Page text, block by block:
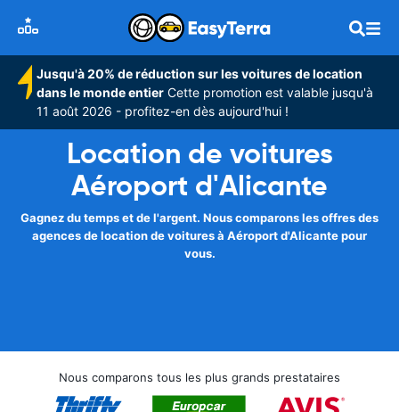
Jusqu'à 20% de réduction sur les voitures de location
dans le monde entier Cette promotion est valable jusqu'à
11 août 2026 - profitez-en dès aujourd'hui !
Location de voitures
Aéroport d'Alicante
Gagnez du temps et de l'argent. Nous comparons les offres des
agences de location de voitures à Aéroport d'Alicante pour
vous.
Nous comparons tous les plus grands prestataires